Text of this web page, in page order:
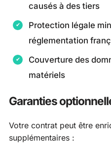
causés à des tiers
Protection légale
réglementation
Couverture des
matériels
Garanties
Votre contrat peut être
supplémentaires :